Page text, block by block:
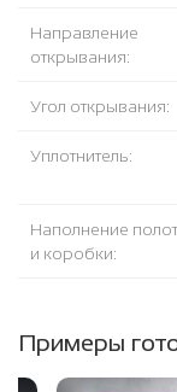
Направление
открывания:
Угол открывания:
Уплотнитель:
Наполнение
и коробки:
Примеры